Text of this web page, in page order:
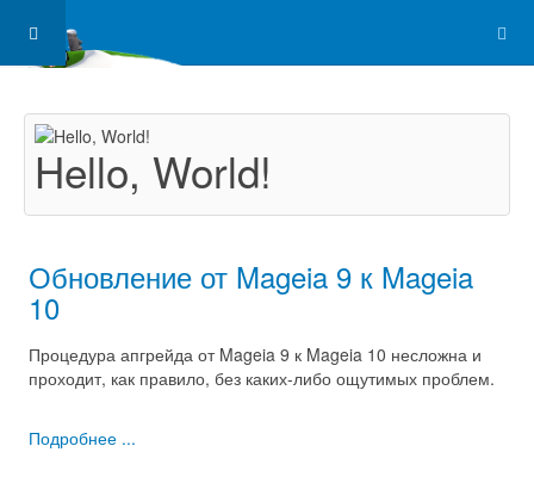
Hello, World!
Обновление от Mageia 9 к Mageia
10
Процедура апгрейда от Mageia 9 к Mageia 10 несложна и
проходит, как правило, без каких-либо ощутимых проблем.
Подробнее ...